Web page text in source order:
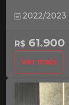
2022/2023
R$ 61.900
Ver mais